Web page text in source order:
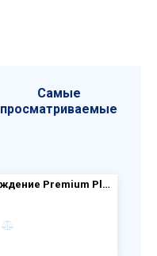
Самые
просматриваемые
Душевое ограждение Premium Plus E 1200x900x1700 30483-01-01N стекло прозр.